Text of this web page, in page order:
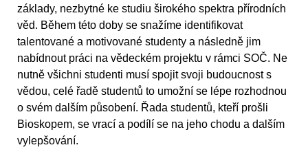
základy, nezbytné ke studiu širokého spektra přírodních
věd. Během této doby se snažíme identifikovat
talentované a motivované studenty a následně jim
nabídnout práci na vědeckém projektu v rámci SOČ. Ne
nutně všichni studenti musí spojit svoji budoucnost s
vědou, celé řadě studentů to umožní se lépe rozhodnou
o svém dalším působení. Řada studentů, kteří prošli
Bioskopem, se vrací a podílí se na jeho chodu a dalším
vylepšování.